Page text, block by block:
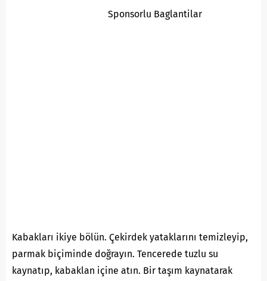
Sponsorlu Baglantilar
Kabakları ikiye bölün. Çekirdek yataklarını temizleyip,
parmak biçiminde doğrayın. Tencerede tuzlu su
kaynatıp, kabaklan içine atın. Bir taşım kaynatarak